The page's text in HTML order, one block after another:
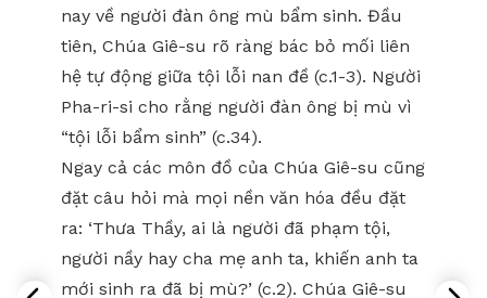
nay về người đàn ông mù bẩm sinh. Đầu
tiên, Chúa Giê-su rõ ràng bác bỏ mối liên
hệ tự động giữa tội lỗi nan đề (c.1-3). Người
Pha-ri-si cho rằng người đàn ông bị mù vì
“tội lỗi bẩm sinh” (c.34).
Ngay cả các môn đồ của Chúa Giê-su cũng
đặt câu hỏi mà mọi nền văn hóa đều đặt
ra: ‘Thưa Thầy, ai là người đã phạm tội,
người nầy hay cha mẹ anh ta, khiến anh ta
mới sinh ra đã bị mù?’ (c.2). Chúa Giê-su